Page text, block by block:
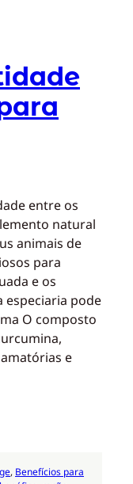
entre os
natural
animais de
para
e os
especiaria pode
O composto
e
, Benefícios para